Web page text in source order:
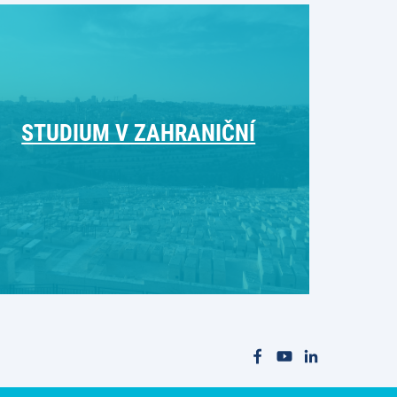
STUDIUM V ZAHRANIČNÍ